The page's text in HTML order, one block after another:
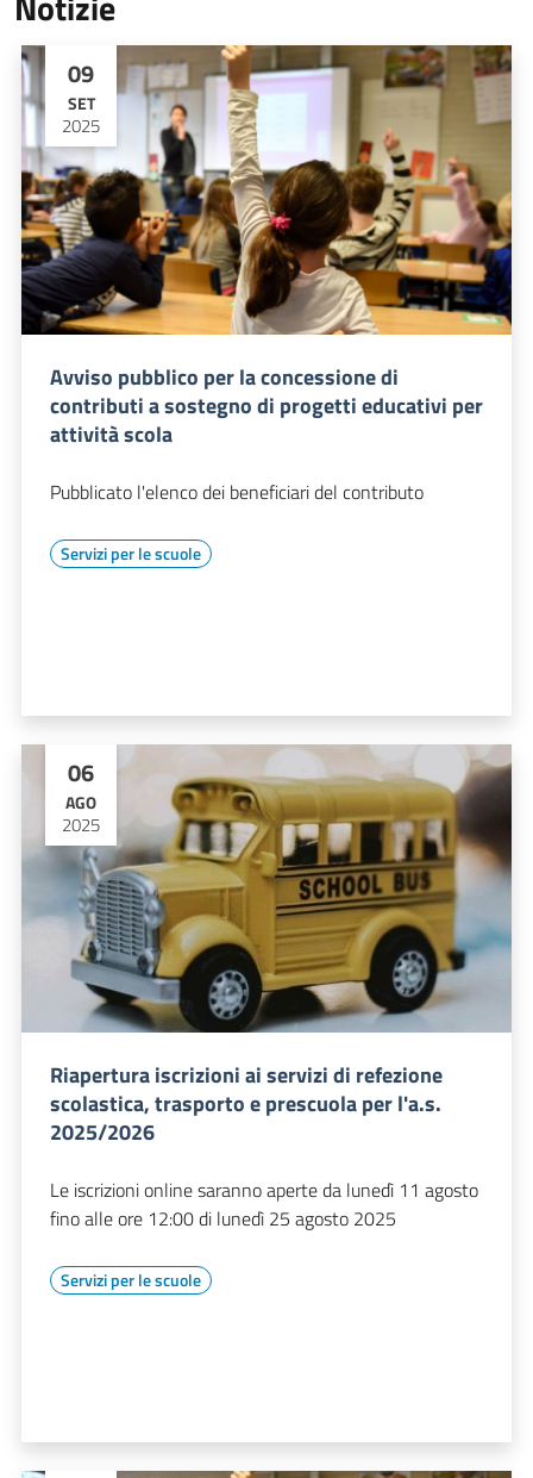
09
SET
2025
Avviso pubblico per la concessione di
contributi a sostegno di progetti educativi per
attività scola
Pubblicato l'elenco dei beneficiari del contributo
Servizi per le scuole
06
AGO
2025
Riapertura iscrizioni ai servizi di refezione
scolastica, trasporto e prescuola per l'a.s.
2025/2026
Le iscrizioni online saranno aperte da lunedì 11 agosto
fino alle ore 12:00 di lunedì 25 agosto 2025
Servizi per le scuole